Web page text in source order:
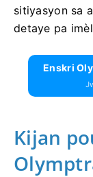
sitiyasyon sa
detaye pa
Enskri
Kijan